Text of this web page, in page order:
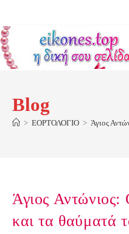
content
Blog
> ΕΟΡΤΟΛΟΓΙΟ > Άγιος
Άγιος
και τα θαύματά